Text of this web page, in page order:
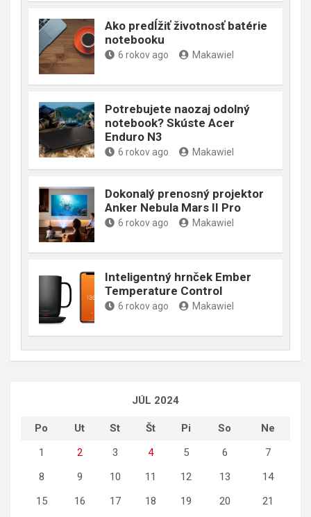
Ako predĺžiť životnosť batérie
notebooku
6 rokov ago Makawiel
Potrebujete naozaj odolný
notebook? Skúste Acer
Enduro N3
6 rokov ago Makawiel
Dokonalý prenosný projektor
Anker Nebula Mars II Pro
6 rokov ago Makawiel
Inteligentný hrnček Ember
Temperature Control
6 rokov ago Makawiel
JÚL 2024
Po Ut St Št Pi So
Ne
1
2 3 4 5 6
7
8
9 10 11 12 13
14
15
16 17 18 19 20 21